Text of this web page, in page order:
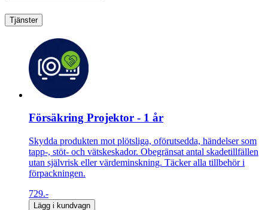
Tjänster
Försäkring Projektor - 1 år
Skydda produkten mot plötsliga, oförutsedda, händelser som
tapp-, stöt- och vätskeskador. Obegränsat antal skadetillfällen
utan självrisk eller värdeminskning. Täcker alla tillbehör i
förpackningen.
729.-
Lägg i kundvagn